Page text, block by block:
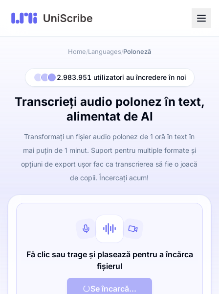
Home/Languages/Poloneză
2.983.951 utilizatori au încredere în noi
Transcrieți audio polonez în text,
alimentat de AI
Transformați un fișier audio polonez de 1 oră în text în
mai puțin de 1 minut. Suport pentru multiple formate și
opțiuni de export ușor fac ca transcrierea să fie o joacă
de copii. Încercați acum!
Fă clic sau trage și plasează pentru a încărca
fișierul
Se încarcă...